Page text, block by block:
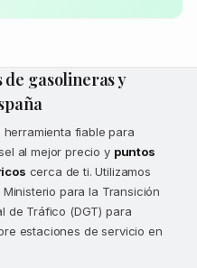
gasolineras y
herramienta fiable para
al mejor precio y puntos
cerca de ti. Utilizamos
para la Transición
de Tráfico (DGT) para
estaciones de servicio en